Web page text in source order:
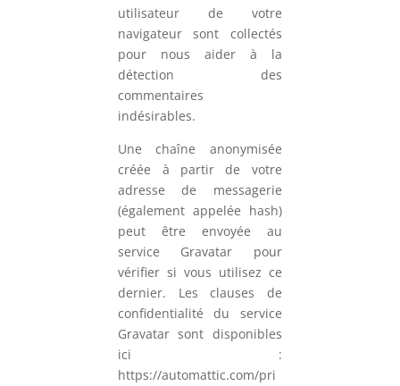
utilisateur de votre
navigateur sont collectés
pour nous aider à la
détection des
commentaires
indésirables.
Une chaîne anonymisée
créée à partir de votre
adresse de messagerie
(également appelée hash)
peut être envoyée au
service Gravatar pour
vérifier si vous utilisez ce
dernier. Les clauses de
confidentialité du service
Gravatar sont disponibles
ici :
https://automattic.com/pri